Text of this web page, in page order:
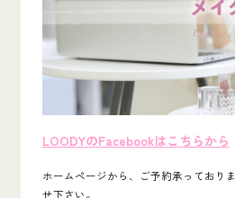
LOODYのFacebookはこちらから
ホームページから、ご予約承っており
せ下さい。